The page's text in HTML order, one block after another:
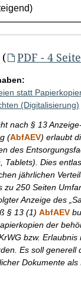
( PDF - 4
statt
(Digitalisierung)
nach § 13
(AbfAEV) erlaubt
des
Tablets). Dies
jährlichen
zu 250 Seiten
Anzeige des
§ 13 (1) AbfAEV
der
bzw.
Es soll generell
Dokumente als